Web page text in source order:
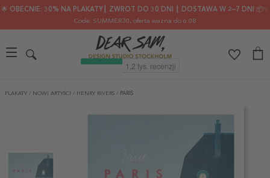
🌟 OBECNIE: 30% NA PLAKATY┃ ZWROT DO 30 DNI ┃ DOSTAWA W 2–7 DNI 📦✨
Code: SUMMER30, oferta ważna do 6.08
PLAKATY / NOWI ARTYŚCI / HENRY RIVERS / PARIS